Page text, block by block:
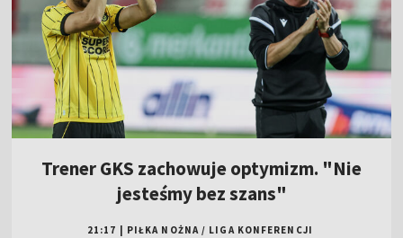
Trener GKS zachowuje optymizm. "Nie
jesteśmy bez szans"
21:17 PIŁKA NOŻNA / LIGA KONFERENCJI